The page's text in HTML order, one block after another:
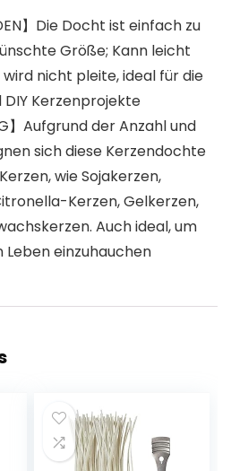
】Die Docht ist einfach zu
Größe; Kann leicht
nicht pleite, ideal für die
Kerzenprojekte
】Aufgrund der Anzahl und
sich diese Kerzendochte
wie Sojakerzen,
Kerzen, Gelkerzen,
Auch ideal, um
einzuhauchen